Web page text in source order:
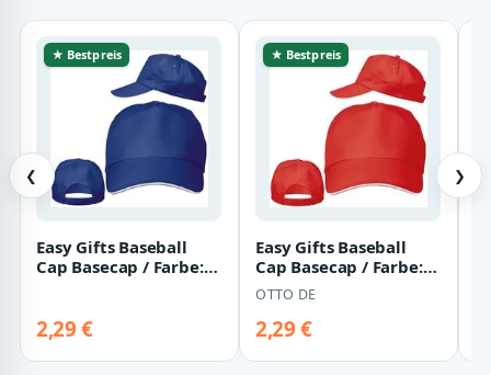
❮
★ Bestpreis
Easy Gifts Baseball
Cap Basecap / Farbe:
2,29 €
★ Bestpreis
Easy Gifts Baseball
Cap Basecap / Farbe:
rot
OTTO DE
2,29 €
❯